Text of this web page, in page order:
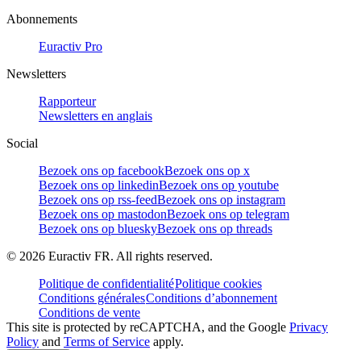
Abonnements
Euractiv Pro
Newsletters
Rapporteur
Newsletters en anglais
Social
Bezoek ons op facebookBezoek ons op x
Bezoek ons op linkedinBezoek ons op youtube
Bezoek ons op rss-feedBezoek ons op instagram
Bezoek ons op mastodonBezoek ons op telegram
Bezoek ons op blueskyBezoek ons op threads
© 2026 Euractiv FR. All rights reserved.
Politique de confidentialitéPolitique cookies
Conditions généralesConditions d’abonnement
Conditions de vente
This site is protected by reCAPTCHA, and the Google Privacy
Policy and Terms of Service apply.